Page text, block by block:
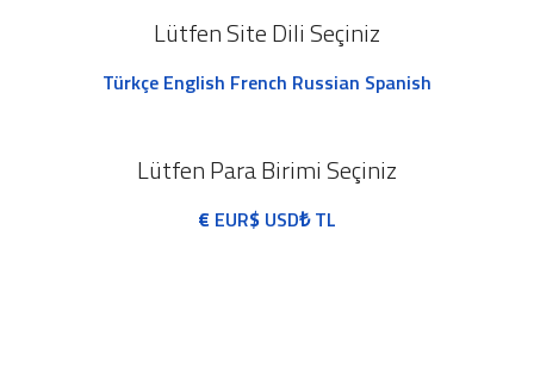
Lütfen Site Dili Seçiniz
Türkçe English French Russian Spanish
Lütfen Para Birimi Seçiniz
€ EUR$ USD₺TL